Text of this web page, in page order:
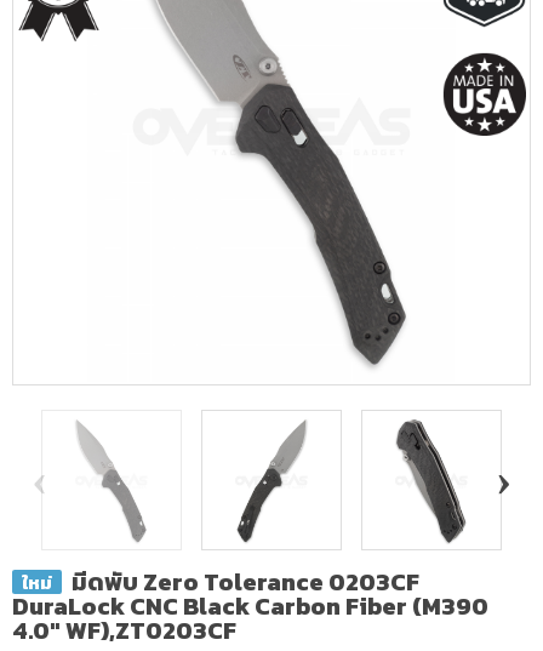
‹ ›
ใหม่ มีดพับ Zero Tolerance 0203CF
DuraLock CNC Black Carbon Fiber (M390
4.0" WF),ZT0203CF